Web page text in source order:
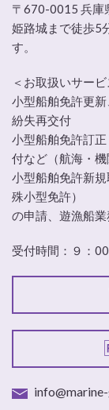
〒670-0015 兵庫
姫路城まで徒歩5
す。
＜お取扱いサービ
小型船舶免許更
紛失再交付
小型船舶免許訂
付など（航海・機
小型船舶免許新
殊小型免
の申請、遊漁船
受付時間：９：